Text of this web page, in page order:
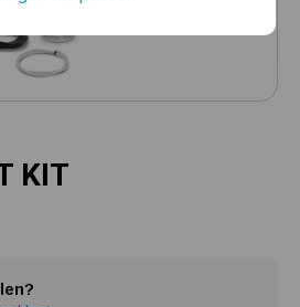
/ hydrofoorpomp
wat nu?
KIT